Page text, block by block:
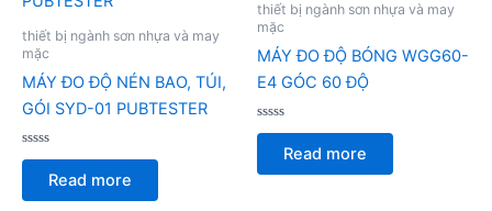
thiết bị ngành sơn nhựa và may
mặc
MÁY ĐO ĐỘ NÉN BAO, TÚI,
GÓI SYD-01 PUBTESTER
Rated
of
Read more
thiết bị ngành sơn nhựa và may
mặc
MÁY ĐO ĐỘ BÓNG WGG60-
E4 GÓC 60 ĐỘ
Rated
of
Read more